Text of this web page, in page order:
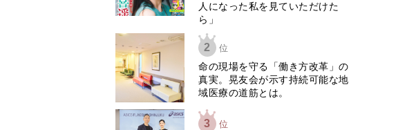
人になった私を見ていただけた
ら」
2 位
​命の現場を守る「働き方改革」の
真実。晃友会が示す持続可能な地
域医療の道筋とは。
3 位